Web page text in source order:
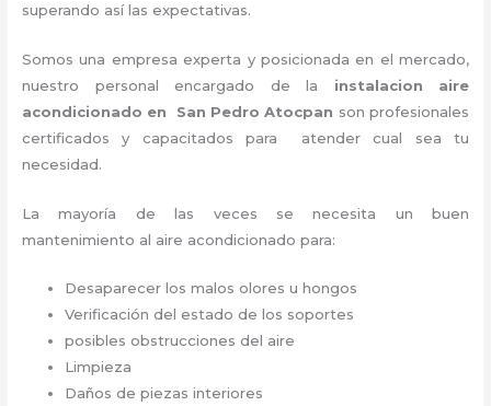
superando así las expectativas.
Somos una empresa experta y posicionada en el mercado,
nuestro personal encargado de la instalacion aire
acondicionado en San Pedro Atocpan son profesionales
certificados y capacitados para atender cual sea tu
necesidad.
La mayoría de las veces se necesita un buen
mantenimiento al aire acondicionado para:
Desaparecer los malos olores u hongos
Verificación del estado de los soportes
posibles obstrucciones del aire
Limpieza
Daños de piezas interiores